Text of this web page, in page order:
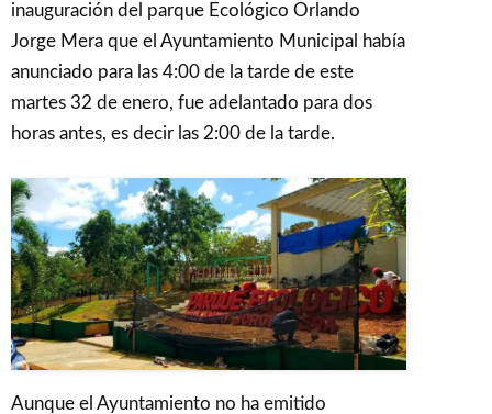
inauguración del parque Ecológico Orlando
Jorge Mera que el Ayuntamiento Municipal había
anunciado para las 4:00 de la tarde de este
martes 32 de enero, fue adelantado para dos
horas antes, es decir las 2:00 de la tarde.
Aunque el Ayuntamiento no ha emitido